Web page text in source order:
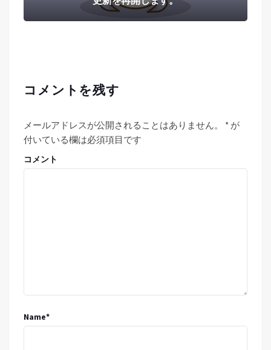
コメントを残す
メールアドレスが公開されることはありません。 * が
付いている欄は必須項目です
コメント
Name*